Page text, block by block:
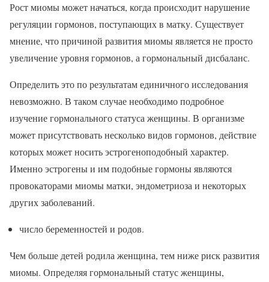
Рост миомы может начаться, когда происходит нарушение
регуляции гормонов, поступающих в матку. Существует
мнение, что причиной развития миомы является не просто
увеличение уровня гормонов, а гормональный дисбаланс.
Определить это по результатам единичного исследования
невозможно. В таком случае необходимо подробное
изучение гормонального статуса женщины. В организме
может присутствовать несколько видов гормонов, действие
которых может носить эстрогеноподобный характер.
Именно эстрогены и им подобные гормоны являются
провокаторами миомы матки, эндометриоза и некоторых
других заболеваний.
число беременностей и родов.
Чем больше детей родила женщина, тем ниже риск развития
миомы. Определяя гормональный статус женщины,